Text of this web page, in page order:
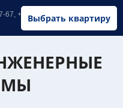
Выбрать квартиру
67, +7 (902) 326-67-67